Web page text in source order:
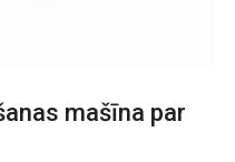
mašīna par